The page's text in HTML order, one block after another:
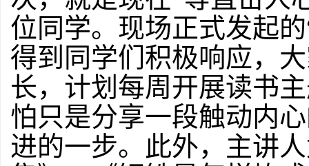
位同学。现场正式发起
得到同学们积极响应，
长，计划每周开展读书
怕只是分享一段触动内
进的一步。此外，主讲